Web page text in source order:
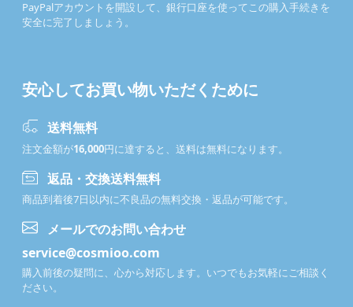
PayPalアカウントを開設して、銀行口座を使ってこの購入手続きを
安全に完了しましょう。
安心してお買い物いただくために
送料無料
注文金額が16,000円に達すると、送料は無料になります。
返品・交換送料無料
商品到着後7日以内に不良品の無料交換・返品が可能です。
メールでのお問い合わせ
service@cosmioo.com
購入前後の疑問に、心から対応します。いつでもお気軽にご相談く
ださい。